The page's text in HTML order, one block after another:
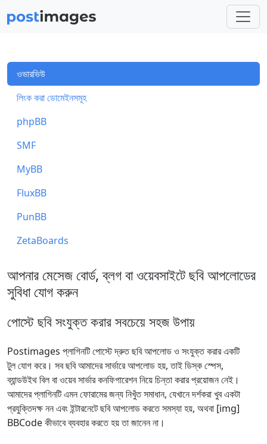
ওভারভিউ
লিংক করা ডোমেইনসমূহ
phpBB
SMF
MyBB
FluxBB
PunBB
ZetaBoards
আপনার মেসেজ বোর্ড, ব্লগ বা ওয়েবসাইটে ছবি আপলোডের
সুবিধা যোগ করুন
পোস্টে ছবি সংযুক্ত করার সবচেয়ে সহজ উপায়
Postimages প্লাগিনটি পোস্টে দ্রুত ছবি আপলোড ও সংযুক্ত করার একটি
টুল যোগ করে। সব ছবি আমাদের সার্ভারে আপলোড হয়, তাই ডিস্ক স্পেস,
ব্যান্ডউইথ বিল বা ওয়েব সার্ভার কনফিগারেশন নিয়ে চিন্তা করার প্রয়োজন নেই।
আমাদের প্লাগিনটি এমন ফোরামের জন্য নিখুঁত সমাধান, যেখানে দর্শকরা খুব একটা
প্রযুক্তিদক্ষ নন এবং ইন্টারনেটে ছবি আপলোড করতে সমস্যা হয়, অথবা [img]
BBCode কীভাবে ব্যবহার করতে হয় তা জানেন না।